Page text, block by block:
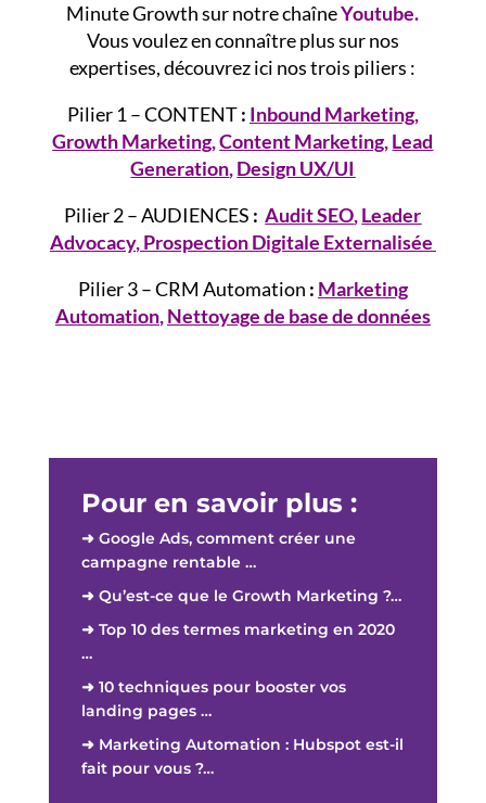
Minute Growth sur notre chaîneYoutube.
Vous voulez en connaître plus sur nos
expertises, découvrez ici nos trois piliers :
Pilier 1 – CONTENT: Inbound Marketing,
GrowthMarketing,Content Marketing,Lead
Generation,Design UX/UI
Pilier 2 – AUDIENCES :Audit SEO,Leader
Advocacy,Prospection Digitale Externalisée
Pilier 3 – CRM Automation : Marketing
Automation,Nettoyage de base de données
Pour en savoir plus :
➜ Google Ads, comment créer une
campagne rentable …
➜ Qu’est-ce que le Growth Marketing ?…
➜ Top 10 des termes marketing en 2020
…
➜ 10 techniques pour booster vos
landing pages …
➜ Marketing Automation : Hubspot est-il
fait pour vous ?…